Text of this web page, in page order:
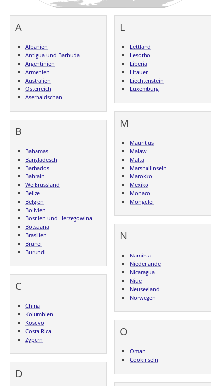
A
Albanien
Antigua und Barbuda
Argentinien
Armenien
Australien
Österreich
Aserbaidschan
B
Bahamas
Bangladesch
Barbados
Bahrain
Weißrussland
Belize
Belgien
Bolivien
Bosnien und Herzegowina
Botsuana
Brasilien
Brunei
Burundi
C
China
Kolumbien
Kosovo
Costa Rica
Zypern
D
L
Lettland
Lesotho
Liberia
Litauen
Liechtenstein
Luxemburg
M
Mauritius
Malawi
Malta
Marshallinseln
Marokko
Mexiko
Monaco
Mongolei
N
Namibia
Niederlande
Nicaragua
Niue
Neuseeland
Norwegen
O
Oman
Cookinseln